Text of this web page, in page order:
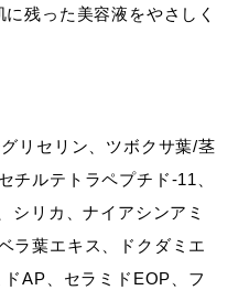
残った美容液をやさしく
リセリン、ツボクサ葉/茎
チルテトラペプチド-11、
シリカ、ナイアシンアミ
ラ葉エキス、ドクダミエ
AP、セラミドEOP、フ